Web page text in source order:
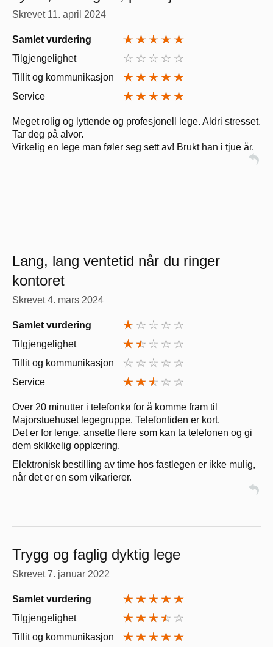
Skrevet 11. april 2024
Samlet vurdering
Tilgjengelighet
Tillit og kommunikasjon
Service
Meget rolig og lyttende og profesjonell lege. Aldri stresset.
Tar deg på alvor.
Virkelig en lege man føler seg sett av! Brukt han i tjue år.
Lang, lang ventetid når du ringer
kontoret
Skrevet4. mars 2024
Samlet vurdering
Tilgjengelighet
Tillit og kommunikasjon
Service
Over 20 minutter i telefonkø for å komme fram til
Majorstuehuset legegruppe. Telefontiden er kort.
Det er for lenge, ansette flere som kan ta telefonen og gi
dem skikkelig opplæring.
Elektronisk bestilling av time hos fastlegen er ikke mulig,
når det er en som vikarierer.
Trygg og faglig dyktig lege
Skrevet7. januar 2022
Samlet vurdering
Tilgjengelighet
Tillit og kommunikasjon